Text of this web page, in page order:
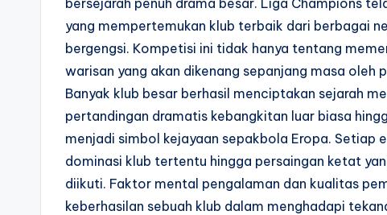
bersejarah penuh drama besar. Liga Champions
yang mempertemukan klub terbaik dari berbagai
bergengsi. Kompetisi ini tidak hanya tentang
warisan yang akan dikenang sepanjang masa oleh
Banyak klub besar berhasil menciptakan sejarah
pertandingan dramatis kebangkitan luar biasa
menjadi simbol kejayaan sepakbola Eropa. Setiap
dominasi klub tertentu hingga persaingan ketat
diikuti. Faktor mental pengalaman dan kualitas
keberhasilan sebuah klub dalam menghadapi